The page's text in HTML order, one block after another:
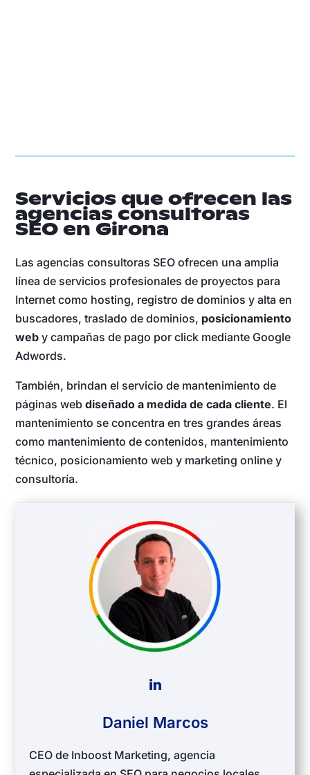
Servicios que ofrecen las
agencias consultoras
SEO en Girona
Las agencias consultoras SEO ofrecen una amplia
línea de servicios profesionales de proyectos para
Internet como hosting, registro de dominios y alta en
buscadores, traslado de dominios, posicionamiento
web y campañas de pago por click mediante Google
Adwords.
También, brindan el servicio de mantenimiento de
páginas webdiseñado a medida de cada cliente. El
mantenimiento se concentra en tres grandes áreas
como mantenimiento de contenidos, mantenimiento
técnico, posicionamiento web y marketing online y
consultoría.
Daniel Marcos
CEO de Inboost Marketing, agencia